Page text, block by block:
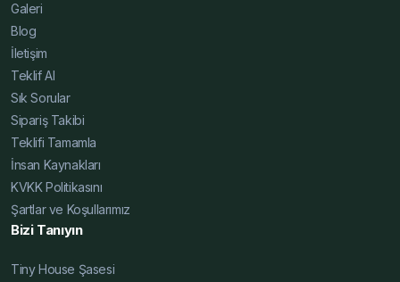
Galeri
Blog
İletişim
Teklif Al
Sık Sorular
Sipariş Takibi
Teklifi Tamamla
İnsan Kaynakları
KVKK Politikasını
Şartlar ve Koşullarımız
Bizi Tanıyın
Tiny House Şasesi